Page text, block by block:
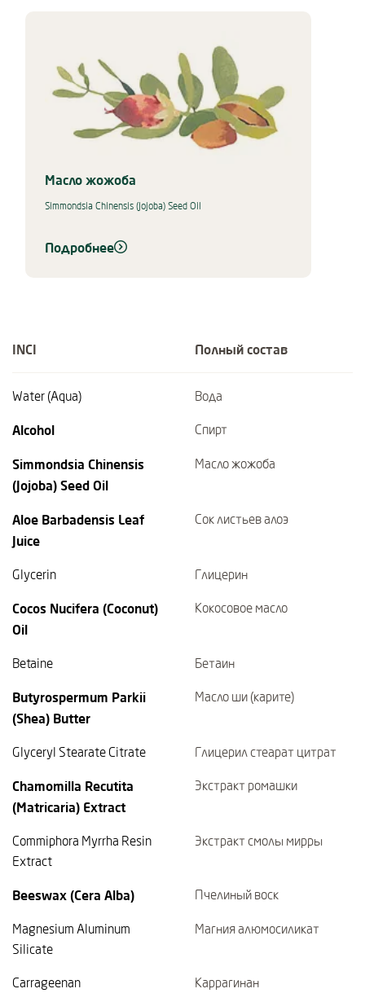
Масло жожоба
Simmondsia Chinensis (Jojoba) Seed Oil
Подробнее
INCI Полный состав
Water (Aqua) Вода
Alcohol Спирт
Simmondsia Chinensis
(Jojoba) Seed Oil
Масло жожоба
Aloe Barbadensis Leaf
Juice
Сок листьев алоэ
Glycerin Глицерин
Cocos Nucifera (Coconut)
Oil
Кокосовое масло
Betaine Бетаин
Butyrospermum Parkii
(Shea) Butter
Масло ши (карите)
Glyceryl Stearate Citrate Глицерил стеарат цитрат
Chamomilla Recutita
(Matricaria) Extract
Экстракт ромашки
Commiphora Myrrha Resin
Extract
Экстракт смолы мирры
Beeswax (Cera Alba) Пчелиный воск
Magnesium Aluminum
Silicate
Магния алюмосиликат
Carrageenan Каррагинан